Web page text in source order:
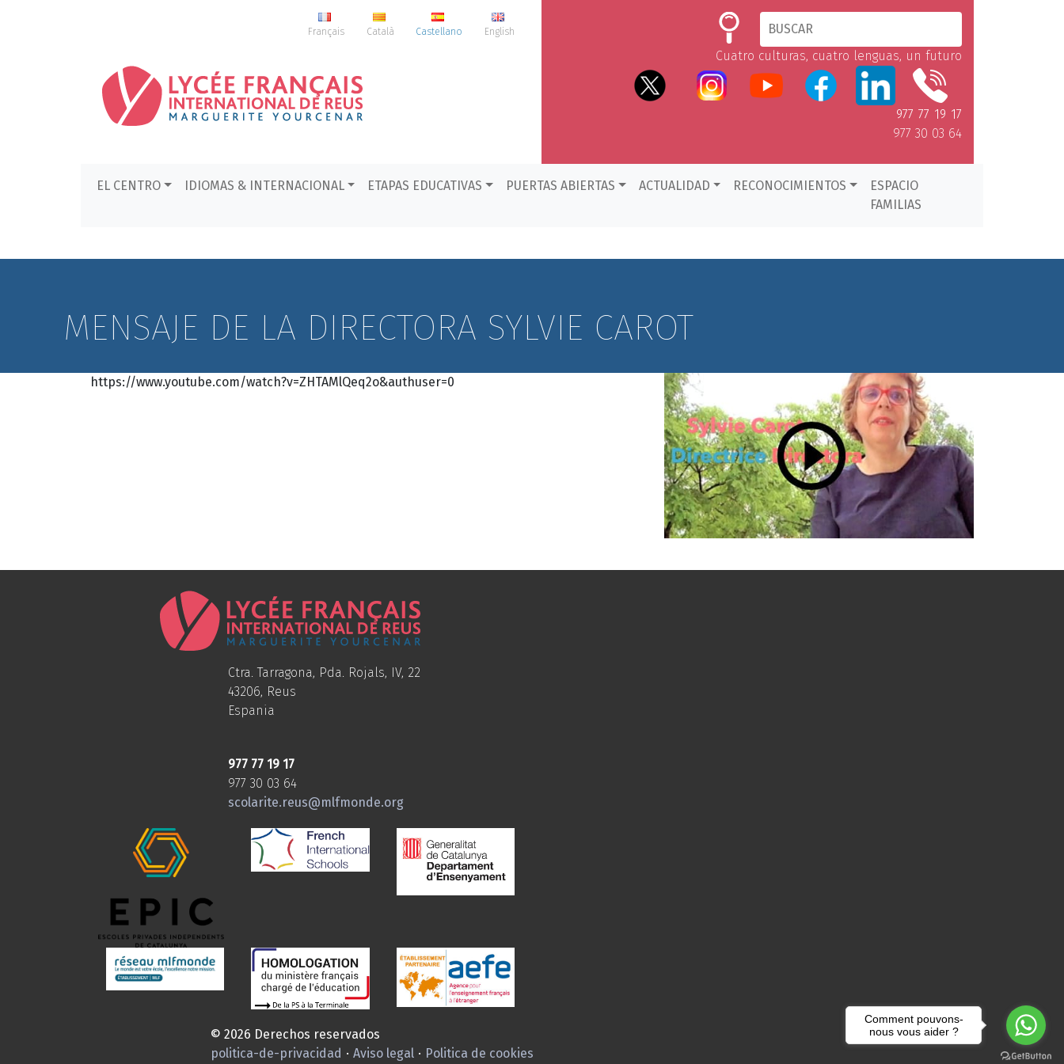
Français Català Castellano English
Cuatro culturas, cuatro lenguas, un futuro
977 77 19 17
977 30 03 64
EL CENTRO IDIOMAS & INTERNACIONAL ETAPAS EDUCATIVAS PUERTAS ABIERTAS ACTUALIDAD RECONOCIMIENTOS
ESPACIO
FAMILIAS
MENSAJE DE LA DIRECTORA SYLVIE CAROT
https://www.youtube.com/watch?v=ZHTAMlQeq2o&authuser=0
Ctra. Tarragona, Pda. Rojals, IV, 22
43206, Reus
Espania
977 77 19 17
977 30 03 64
scolarite.reus@mlfmonde.org
© 2026 Derechos reservados
politica-de-privacidad · Aviso legal · Politica de cookies
Comment pouvons-
nous vous aider ?